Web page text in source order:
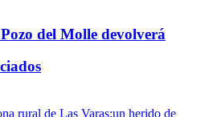
del Molle devolverá